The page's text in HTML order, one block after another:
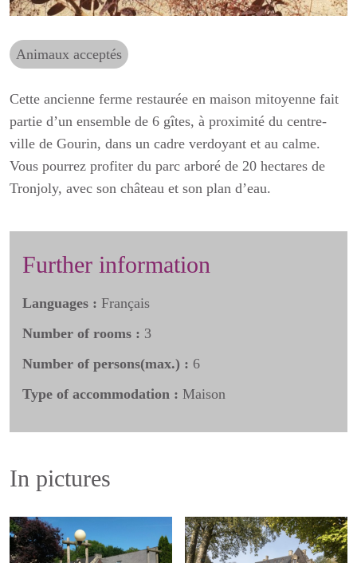
Animaux acceptés
Cette ancienne ferme restaurée en maison mitoyenne fait
partie d’un ensemble de 6 gîtes, à proximité du centre-
ville de Gourin, dans un cadre verdoyant et au calme.
Vous pourrez profiter du parc arboré de 20 hectares de
Tronjoly, avec son château et son plan d’eau.
Further information
Languages : Français
Number of rooms : 3
Number of persons(max.) : 6
Type of accommodation : Maison
In pictures